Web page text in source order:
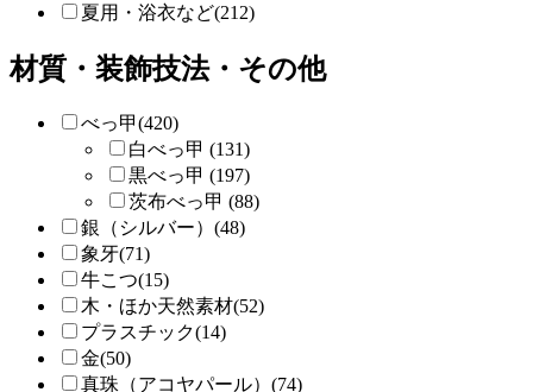
夏用・浴衣など(212)
材質・装飾技法・その他
べっ甲(420)
白べっ甲 (131)
黒べっ甲 (197)
茨布べっ甲 (88)
銀（シルバー）(48)
象牙(71)
牛こつ(15)
木・ほか天然素材(52)
プラスチック(14)
金(50)
真珠（アコヤパール）(74)